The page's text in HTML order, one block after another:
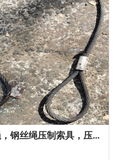
压制钢丝绳，钢丝绳压制索具，压头压制钢丝绳